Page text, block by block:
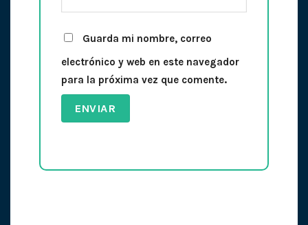
Guarda mi nombre, correo
electrónico y web en este navegador
para la próxima vez que comente.